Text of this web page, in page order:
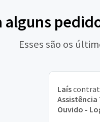
alguns
Esses são os
Laís
Assistência
Ouvido -